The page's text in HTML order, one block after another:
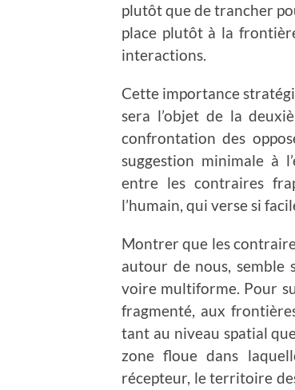
plutôt que de trancher
place plutôt à la
interactions.
Cette importance
sera l’objet de la
confrontation des
suggestion minimale à
entre les contraires
l’humain, qui verse si
Montrer que les
autour de nous, semble
voire multiforme. Pour
fragmenté, aux
tant au niveau spatial
zone floue dans
récepteur, le territoire